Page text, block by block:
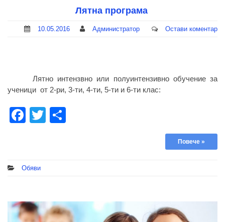
Лятна програма
10.05.2016 Администратор Остави коментар
Лятно интензвно или полуинтензивно обучение за
ученици от 2-ри, 3-ти, 4-ти, 5-ти и 6-ти клас:
Facebook
Twitter
Повече »
Обяви